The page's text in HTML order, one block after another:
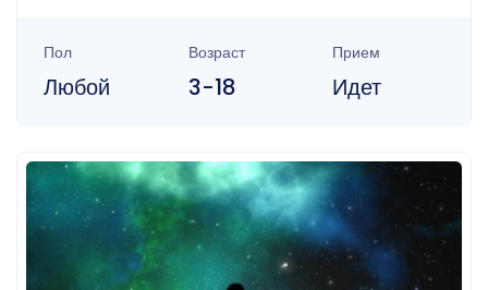
Пол
Любой
Возраст
3-18
Прием
Идет